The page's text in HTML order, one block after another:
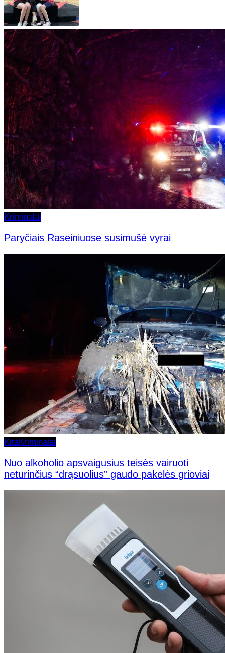
Kriminalai
Paryčiais Raseiniuose susimušė vyrai
KitaKriminalai
Nuo alkoholio apsvaigusius teisės vairuoti
neturinčius “drąsuolius” gaudo pakelės grioviai